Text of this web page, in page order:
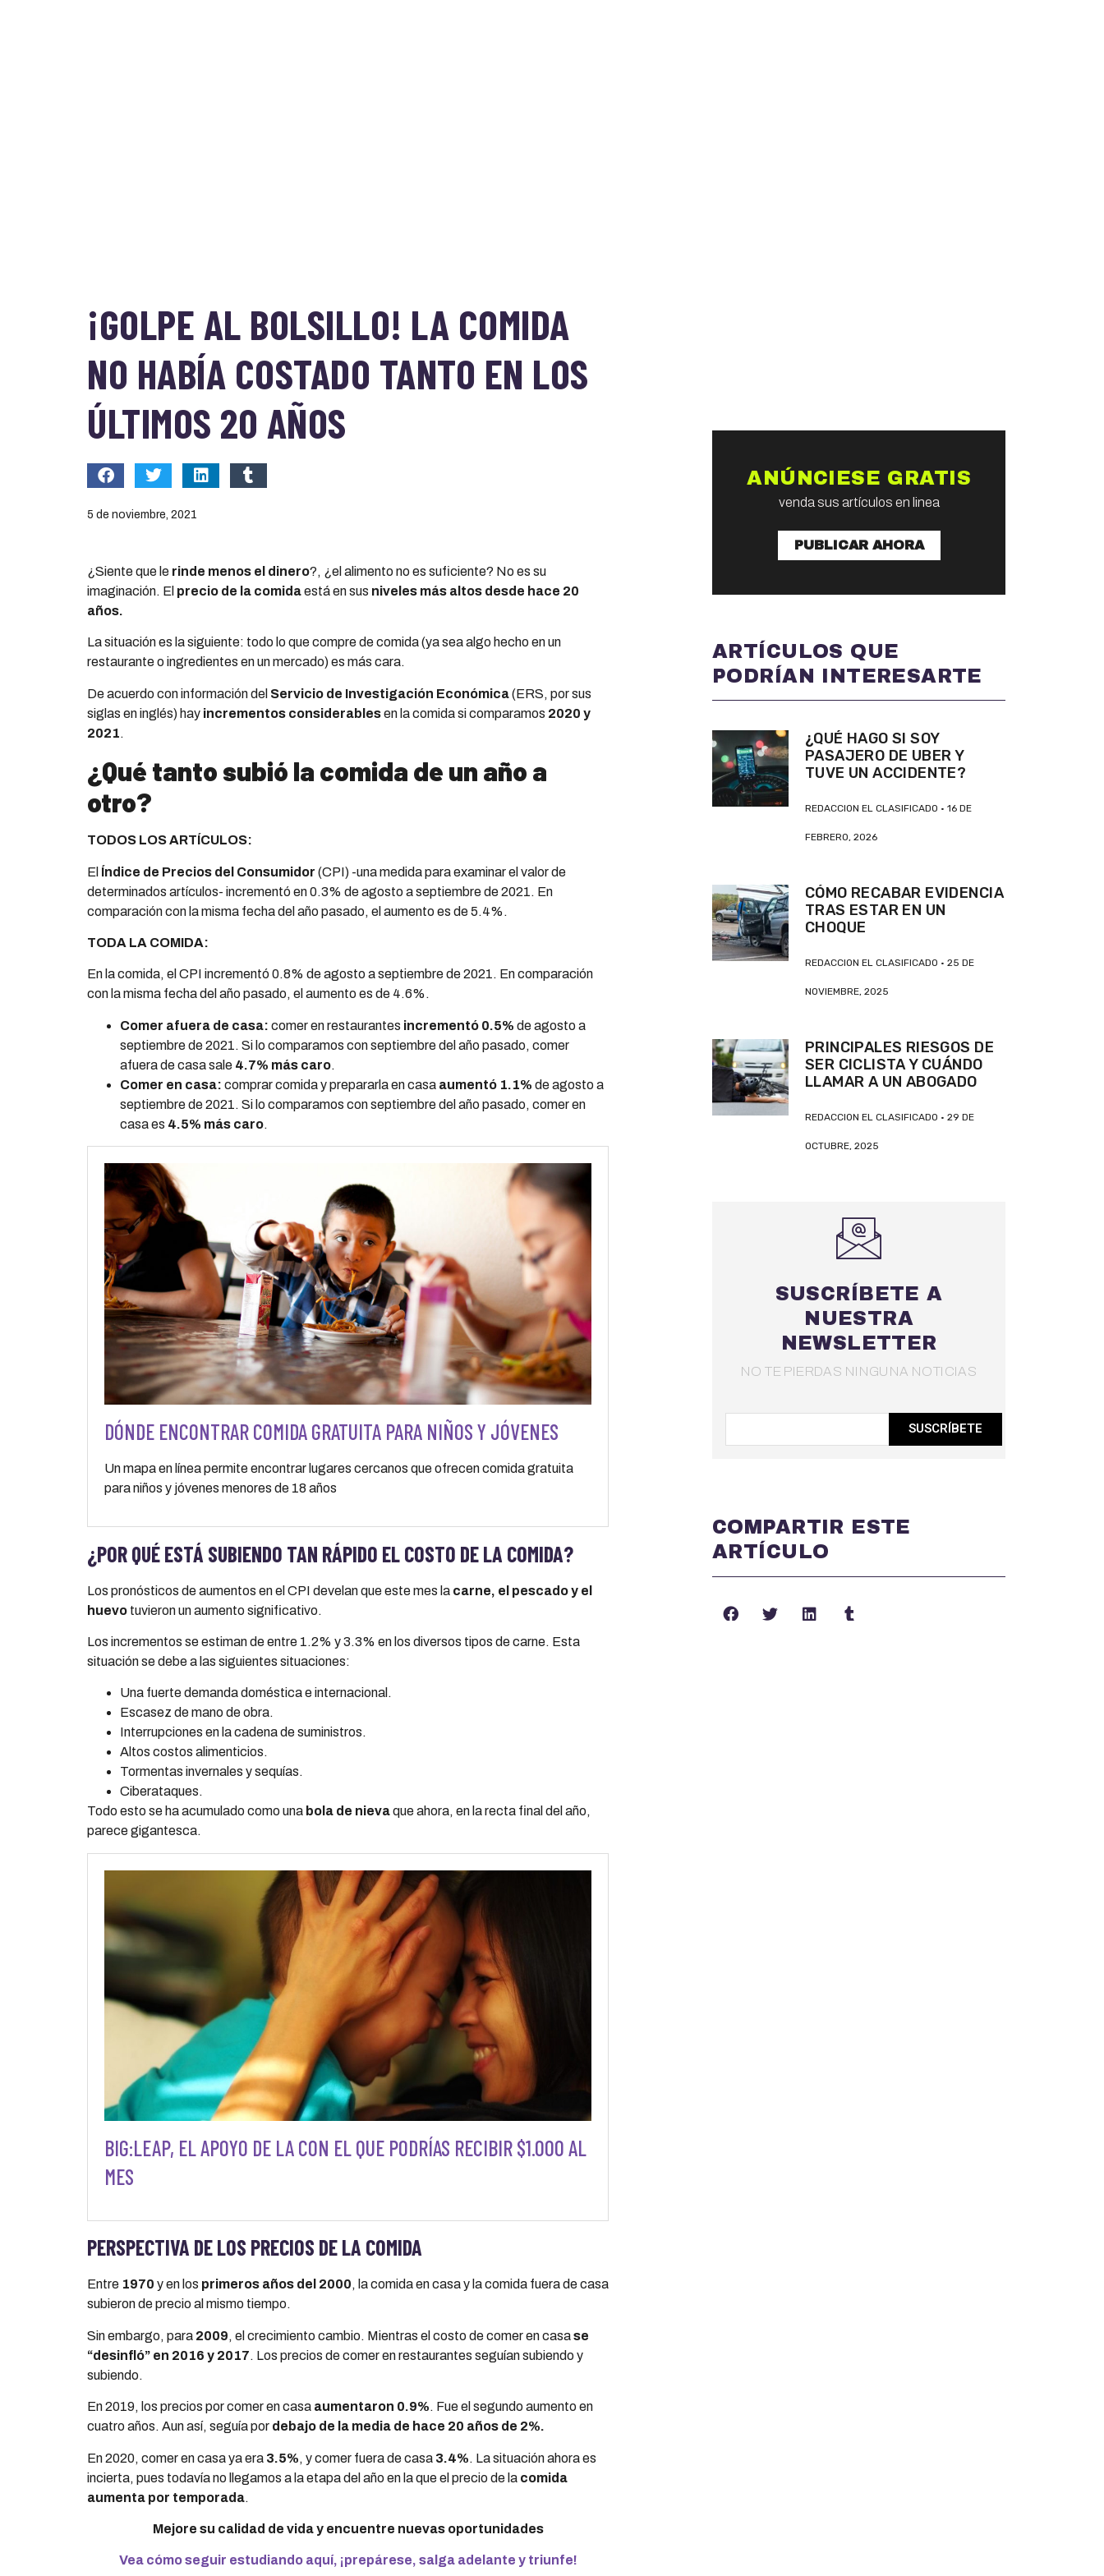
¡GOLPE AL BOLSILLO! LA COMIDA
NO HABÍA COSTADO TANTO EN LOS
ÚLTIMOS 20 AÑOS
5 de noviembre, 2021
¿Siente que le rinde menos el dinero?, ¿el alimento no es suficiente? No es su
imaginación. El precio de la comidaestá en sus niveles más altos desde hace 20
años.
La situación es la siguiente: todo lo que compre de comida (ya sea algo hecho en un
restaurante o ingredientes en un mercado) es más cara.
De acuerdo con información del Servicio de Investigación Económica(ERS, por sus
siglas en inglés) hay incrementos considerablesen la comida si comparamos 2020 y
2021.
¿Qué tanto subió la comida de un año a
otro?
TODOS LOS ARTÍCULOS:
El Índice de Precios del Consumidor (CPI) -una medida para examinar el valor de
determinados artículos- incrementó en 0.3% de agosto a septiembre de 2021. En
comparación con la misma fecha del año pasado, el aumento es de 5.4%.
TODA LA COMIDA:
En la comida, el CPI incrementó 0.8% de agosto a septiembre de 2021. En comparación
con la misma fecha del año pasado, el aumento es de 4.6%.
Comer afuera de casa: comer en restaurantes incrementó 0.5% de agosto a
septiembre de 2021. Si lo comparamos con septiembre del año pasado, comer
afuera de casa sale 4.7% más caro.
Comer en casa: comprar comida y prepararla en casa aumentó 1.1% de agosto a
septiembre de 2021. Si lo comparamos con septiembre del año pasado, comer en
casa es 4.5% más caro.
DÓNDE ENCONTRAR COMIDA GRATUITA PARA NIÑOS Y JÓVENES
Un mapa en línea permite encontrar lugares cercanos que ofrecen comida gratuita
para niños y jóvenes menores de 18 años
¿POR QUÉ ESTÁ SUBIENDO TAN RÁPIDO EL COSTO DE LA COMIDA?
Los pronósticos de aumentos en el CPI develan que este mes la carne, el pescado y el
huevo tuvieron un aumento significativo.
Los incrementos se estiman de entre 1.2% y 3.3% en los diversos tipos de carne. Esta
situación se debe a las siguientes situaciones:
Una fuerte demanda doméstica e internacional.
Escasez de mano de obra.
Interrupciones en la cadena de suministros.
Altos costos alimenticios.
Tormentas invernales y sequías.
Ciberataques.
Todo esto se ha acumulado como una bola de nievaque ahora, en la recta final del año,
parece gigantesca.
BIG:LEAP, EL APOYO DE LA CON EL QUE PODRÍAS RECIBIR $1.000 AL
MES
PERSPECTIVA DE LOS PRECIOS DE LA COMIDA
Entre 1970 y en los primeros años del 2000, la comida en casa y la comida fuera de casa
subieron de precio al mismo tiempo.
Sin embargo, para 2009, el crecimiento cambio. Mientras el costo de comer en casase
“desinfló” en 2016 y 2017. Los precios de comer en restaurantes seguían subiendo y
subiendo.
En 2019, los precios por comer en casa aumentaron 0.9%. Fue el segundo aumento en
cuatro años. Aun así, seguía por debajo de la media de hace 20 años de 2%.
En 2020, comer en casa ya era 3.5%, y comer fuera de casa 3.4%. La situación ahora es
incierta, pues todavía no llegamos a la etapa del año en la que el precio de la comida
aumenta por temporada.
Mejore su calidad de vida y encuentre nuevas oportunidades
Vea cómo seguir estudiando aquí, ¡prepárese, salga adelante y triunfe!
ANÚNCIESE GRATIS
venda sus artículos en linea
PUBLICAR AHORA
ARTÍCULOS QUE
PODRÍAN INTERESARTE
¿QUÉ HAGO SI SOY
PASAJERO DE UBER Y
TUVE UN ACCIDENTE?
REDACCION EL CLASIFICADO 16 DE
FEBRERO, 2026
CÓMO RECABAR EVIDENCIA
TRAS ESTAR EN UN
CHOQUE
REDACCION EL CLASIFICADO 25 DE
NOVIEMBRE, 2025
PRINCIPALES RIESGOS DE
SER CICLISTA Y CUÁNDO
LLAMAR A UN ABOGADO
REDACCION EL CLASIFICADO 29 DE
OCTUBRE, 2025
SUSCRÍBETE A
NUESTRA
NEWSLETTER
NO TE PIERDAS NINGUNA NOTICIAS
SUSCRÍBETE
COMPARTIR ESTE
ARTÍCULO